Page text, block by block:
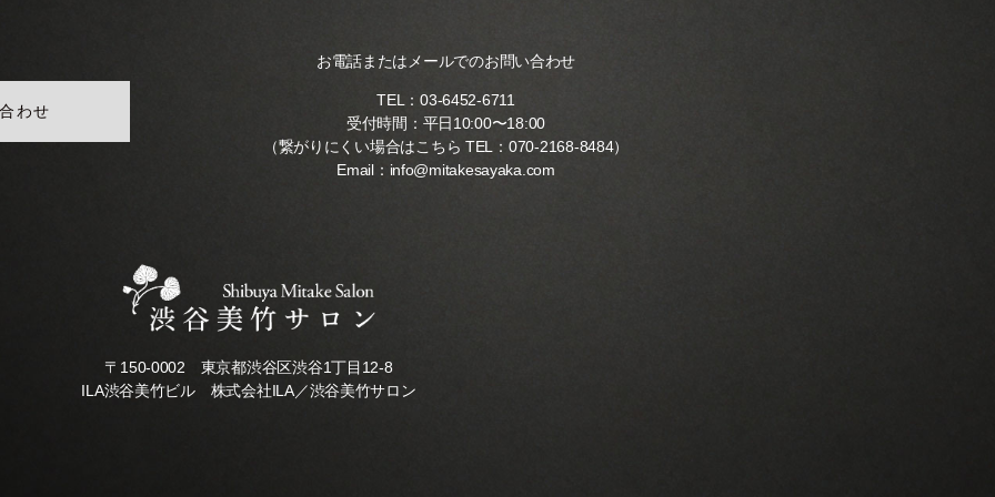
わせ
お電話またはメールでのお問い合わせ
TEL：03-6452-6711
受付時間：平日10:00〜18:00
（繋がりにくい場合はこちら TEL： 070-2168-8484）
Email： info@mitakesayaka.com
〒150-0002 東京都渋谷区渋谷1丁目12-8
ILA渋谷美竹ビル 株式会社ILA／渋谷美竹サロン